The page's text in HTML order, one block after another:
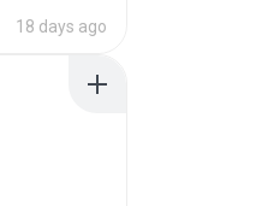
18 days ago